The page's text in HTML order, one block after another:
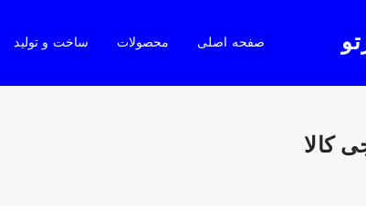
صفحه اصلی محصولات ساخت و تولید
کالا